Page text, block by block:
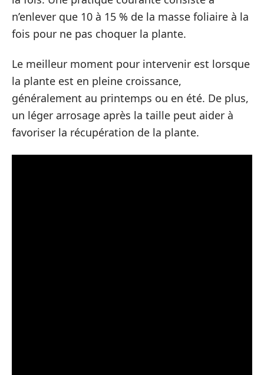
n’enlever que 10 à 15 % de la masse foliaire à la
fois pour ne pas choquer la plante.
Le meilleur moment pour intervenir est lorsque
la plante est en pleine croissance,
généralement au printemps ou en été. De plus,
un léger arrosage après la taille peut aider à
favoriser la récupération de la plante.